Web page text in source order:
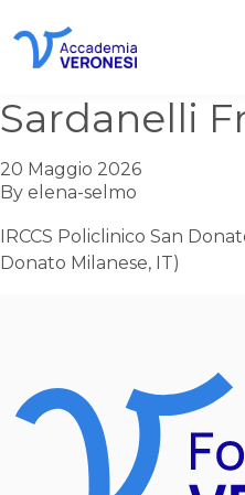
Sardanelli
20 Maggio 2026
By elena-selmo
IRCCS Policlinico San
Donato Milanese, IT)